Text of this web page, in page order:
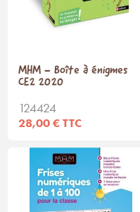
MHM - Boîte à énigmes
CE2 2020
124424
28,00 € TTC